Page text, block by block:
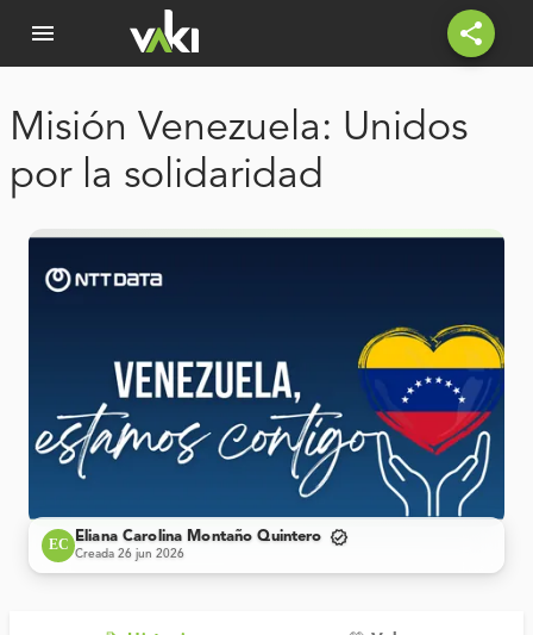
menu share
Misión Venezuela: Unidos
por la solidaridad
EC Eliana Carolina Montaño Quintero verified
Creada 26 jun 2026